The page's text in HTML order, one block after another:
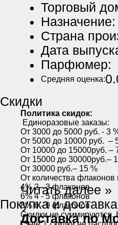
Торговый
Назначение:
Страна
Дата
Парфюмер:
Средняя оценка:
Скидки
Политика скидок:
Единоразовые заказы:
От 3000 до 5000 руб. - 3
От 5000 до 10000 руб. –
От 10000 до 15000руб. –
От 15000 до 30000руб.–
От 30000 руб.– 15 %
От количества флаконов
4% 2 - 3 флаконов
6% 4 - 5 флаконов
8% 6 - 9 флаконов
Скидки не суммируются.
Читать далее »
Покупка и доставка
Доставка по